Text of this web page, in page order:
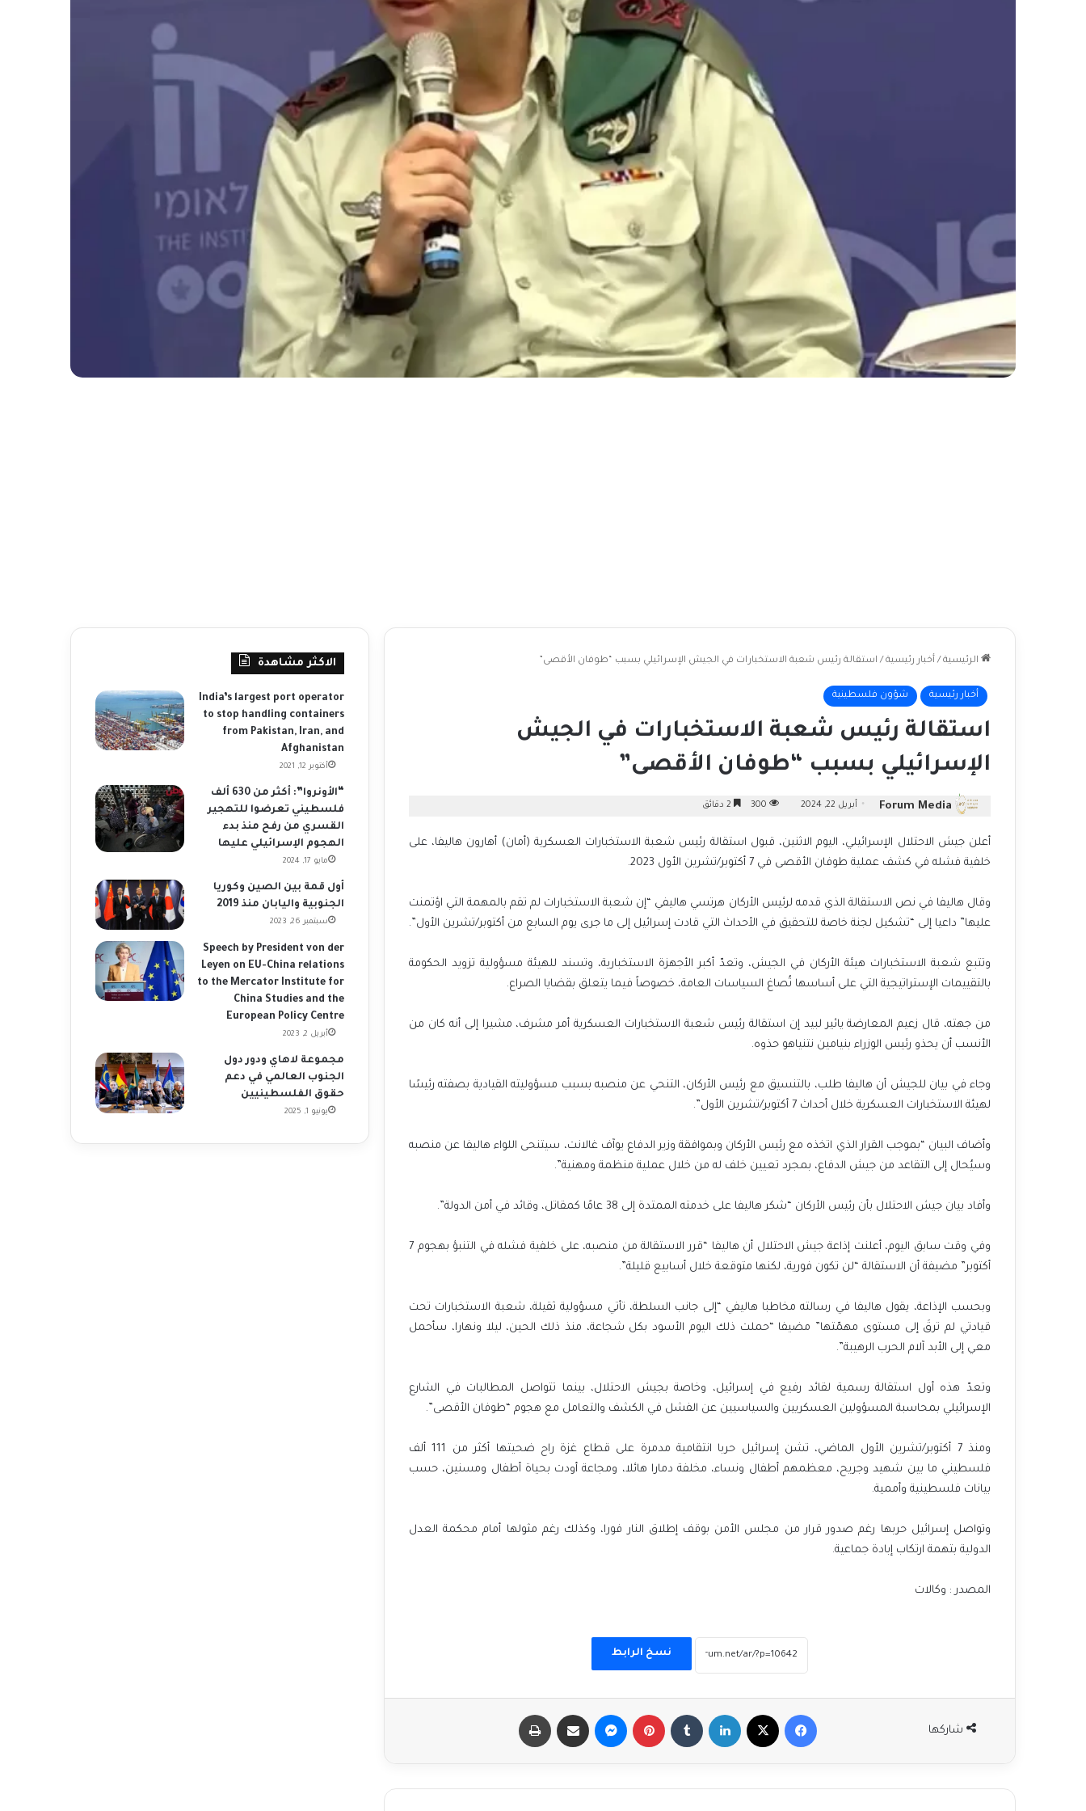
الرئيسية / أخبار رئيسية / استقالة رئيس شعبة الاستخبارات في الجيش الإسرائيلي بسبب “طوفان الأقصى”
أخبار رئيسية شؤون فلسطينية
استقالة رئيس شعبة الاستخبارات في الجيش
الإسرائيلي بسبب “طوفان الأقصى”
Forum Media أبريل 22, 2024
أعلن جيش الاحتلال الإسرائيلي، اليوم الاثنين، قبول استقالة رئيس شعبة الاستخبارات العسكرية (أمان) أهارون هاليفا، على
خلفية فشله في كشف عملية طوفان الأقصى في 7 أكتوبر/تشرين الأول 2023.
وقال هاليفا في نص الاستقالة الذي قدمه لرئيس الأركان هرتسي هاليفي “إن شعبة الاستخبارات لم تقم بالمهمة التي اؤتمنت
عليها” داعيا إلى “تشكيل لجنة خاصة للتحقيق في الأحداث التي قادت إسرائيل إلى ما جرى يوم السابع من أكتوبر/تشرين الأول”.
وتتبع شعبة الاستخبارات هيئة الأركان في الجيش، وتعدّ أكبر الأجهزة الاستخبارية، وتسند للهيئة مسؤولية تزويد الحكومة
بالتقييمات الإستراتيجية التي على أساسها تُصاغ السياسات العامة، خصوصاً فيما يتعلق بقضايا الصراع.
من جهته، قال زعيم المعارضة يائير لبيد إن استقالة رئيس شعبة الاستخبارات العسكرية أمر مشرف، مشيرا إلى أنه كان من
الأنسب أن يحذو رئيس الوزراء بنيامين نتنياهو حذوه.
وجاء في بيان للجيش أن هاليفا طلب، بالتنسيق مع رئيس الأركان، التنحي عن منصبه بسبب مسؤوليته القيادية بصفته رئيسًا
لهيئة الاستخبارات العسكرية خلال أحداث 7 أكتوبر/تشرين الأول”.
وأضاف البيان “بموجب القرار الذي اتخذه مع رئيس الأركان وبموافقة وزير الدفاع يوآف غالانت، سيتنحى اللواء هاليفا عن منصبه
وسيُحال إلى التقاعد من جيش الدفاع، بمجرد تعيين خلف له من خلال عملية منظمة ومهنية”.
وأفاد بيان جيش الاحتلال بأن رئيس الأركان “شكر هاليفا على خدمته الممتدة إلى 38 عامًا كمقاتل، وقائد في أمن الدولة”.
وفي وقت سابق اليوم، أعلنت إذاعة جيش الاحتلال أن هاليفا “قرر الاستقالة من منصبه، على خلفية فشله في التنبؤ بهجوم 7
أكتوبر” مضيفة أن الاستقالة “لن تكون فورية، لكنها متوقعة خلال أسابيع قليلة”.
وبحسب الإذاعة، يقول هاليفا في رسالته مخاطبا هاليفي “إلى جانب السلطة، تأتي مسؤولية ثقيلة، شعبة الاستخبارات تحت
قيادتي لم ترقَ إلى مستوى مهمّتها” مضيفا “حملت ذلك اليوم الأسود بكل شجاعة، منذ ذلك الحين، ليلا ونهارا، سأحمل
معي إلى الأبد آلام الحرب الرهيبة”.
وتعدّ هذه أول استقالة رسمية لقائد رفيع في إسرائيل، وخاصة بجيش الاحتلال، بينما تتواصل المطالبات في الشارع
الإسرائيلي بمحاسبة المسؤولين العسكريين والسياسيين عن الفشل في الكشف والتعامل مع هجوم “طوفان الأقصى”.
ومنذ 7 أكتوبر/تشرين الأول الماضي، تشن إسرائيل حربا انتقامية مدمرة على قطاع غزة راح ضحيتها أكثر من 111 ألف
فلسطيني ما بين شهيد وجريح، معظمهم أطفال ونساء، مخلفة دمارا هائلا، ومجاعة أودت بحياة أطفال ومسنين، حسب
بيانات فلسطينية وأممية.
وتواصل إسرائيل حربها رغم صدور قرار من مجلس الأمن بوقف إطلاق النار فورا، وكذلك رغم مثولها أمام محكمة العدل
الدولية بتهمة ارتكاب إبادة جماعية.
المصدر : وكالات
نسخ الرابط
شاركها
فيسبوك لينكدإن بينتيريست ماسنجر مشاركة عبر البريد طباعة
3 مجازر جديدة والاحتلال يعلن انتهاء عملياته
الاكثر مشاهدة
India’s largest port operator
to stop handling containers
from Pakistan, Iran, and
Afghanistan
أكتوبر 12, 2021
“الأونروا”: أكثر من 630 ألف
فلسطيني تعرضوا للتهجير
القسري من رفح منذ بدء
الهجوم الإسرائيلي عليها
مايو 17, 2024
أول قمة بين الصين وكوريا
الجنوبية واليابان منذ 2019
سبتمبر 26, 2023
Speech by President von der
Leyen on EU-China relations
to the Mercator Institute for
China Studies and the
European Policy Centre
أبريل 2, 2023
مجموعة لاهاي ودور دول
الجنوب العالمي في دعم
حقوق الفلسطينيين
يونيو 1, 2025